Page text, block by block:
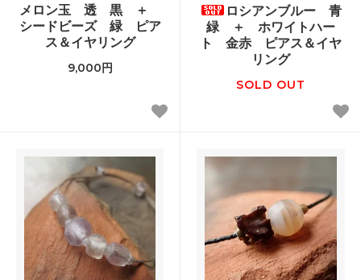
メロン玉 透 黒 ＋
シードビーズ 緑 ピア
ス＆イヤリング
9,000円
ロシアンブルー 青
緑 ＋ ホワイトハー
ト 金赤 ピアス＆イヤ
リング
SOLD OUT